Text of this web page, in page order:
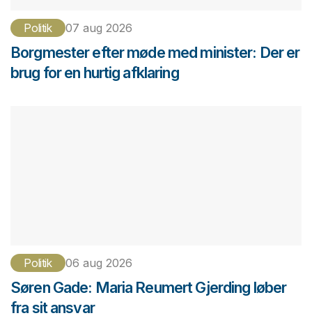
Politik 07 aug 2026
Borgmester efter møde med minister: Der er
brug for en hurtig afklaring
Politik 06 aug 2026
Søren Gade: Maria Reumert Gjerding løber
fra sit ansvar